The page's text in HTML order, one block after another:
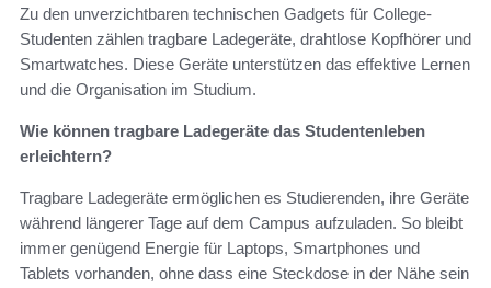
Zu den unverzichtbaren technischen Gadgets für College-
Studenten zählen tragbare Ladegeräte, drahtlose Kopfhörer und
Smartwatches. Diese Geräte unterstützen das effektive Lernen
und die Organisation im Studium.
Wie können tragbare Ladegeräte das Studentenleben
erleichtern?
Tragbare Ladegeräte ermöglichen es Studierenden, ihre Geräte
während längerer Tage auf dem Campus aufzuladen. So bleibt
immer genügend Energie für Laptops, Smartphones und
Tablets vorhanden, ohne dass eine Steckdose in der Nähe sein